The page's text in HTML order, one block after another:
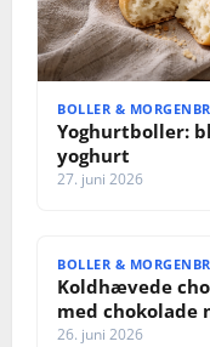
BOLLER &
Yoghurtboller:
yoghurt
27. juni 2026
BOLLER &
Koldhævede
med chokolade
26. juni 2026